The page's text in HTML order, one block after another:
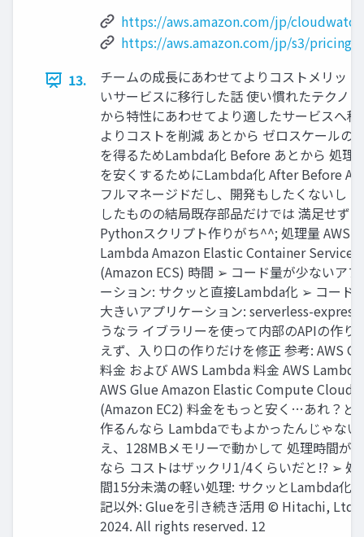
https://aws.amazon.com/jp/
https://aws.amazon.com/jp/s3/pricing/
13.
チームの成長にあわせてよりコストメリット
いサービスに移行した話 使い慣れたテクノ
から特性にあわせてより適したサービスへ移
よりコストを削減 あとから ゼロスケールの
を得るためLambda化 Before あとから 処理
を安くするためにLambda化 After Before
フルマネージドだし、開発もしたくないし
したものの結局既存部品だけでは 満足せず
Pythonスクリプト作りがち^^; 処理量 AWS
Lambda Amazon Elastic Container Service
(Amazon ECS) 時間 ➢ コード量が少ないア
ーション: サクッと直接Lambda化 ➢ コード
大きいアプリケーション: serverless-express
うなラ イブラリーを使って内部のAPIの作り
えず、入り口の作りだけを修正 参考: AWS
料金 および AWS Lambda 料金 AWS Lambda
AWS Glue Amazon Elastic Compute Cloud
(Amazon EC2) 料金をもっと安く…あれ？ど
作るんなら Lambdaでもよかったんじゃない
え、128MBメモリーで動かして 処理時間が
なら コストはザックリ1/4くらいだと!? ➢ 処
間15分未満の軽い処理: サクッとLambda化
記以外: Glueを引き続き活用 © Hitachi, Ltd.
2024. All rights reserved. 12